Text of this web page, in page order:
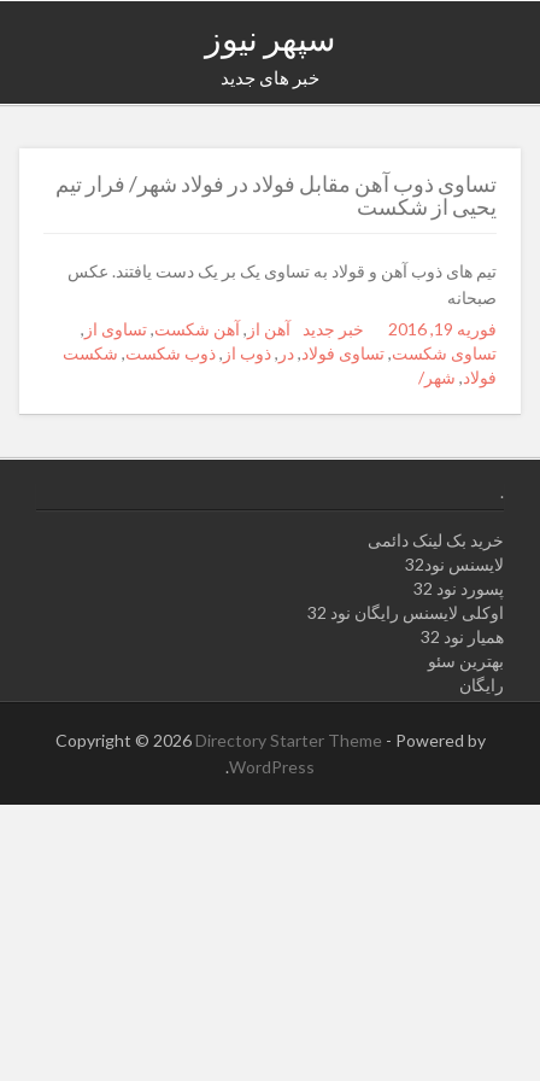
سپهر نیوز
خبر های جدید
تساوی ذوب آهن مقابل فولاد در فولاد شهر/ فرار تیم
یحیی از شکست
تیم های ذوب آهن و قولاد به تساوی یک بر یک دست یافتند. عکس
صبحانه
Posted
on
فوریه 19, 2016 Author
Categories
خبر جدید Tags
آهن از ,آهن شکست,تساوی از ,
تساوی شکست,تساوی فولاد,در ,ذوب از ,ذوب شکست, شکست
فولاد, شهر/
.
خرید بک لینک دائمی
لایسنس نود32
پسورد نود 32
اوکلی لایسنس رایگان نود 32
همیار نود 32
بهترین سئو
رایگان
Copyright © 2026 Directory Starter Theme - Powered by
WordPress
.